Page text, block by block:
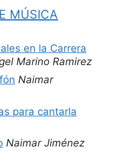
MÚSICA
en la Carrera
Marino Ramirez
Naimar
para cantarla
Naimar Jiménez